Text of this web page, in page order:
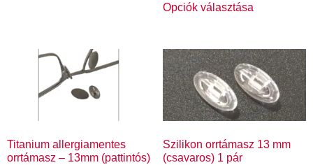
Opciók választása
Titanium allergiamentes
orrtámasz – 13mm (pattintós)
Szilikon orrtámasz 13 mm
(csavaros) 1 pár